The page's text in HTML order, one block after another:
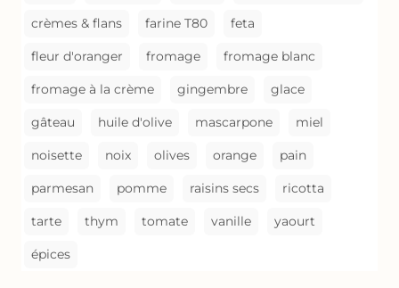
crèmes & flans farine T80 feta
fleur d'oranger fromage fromage blanc
fromage à la crème gingembre glace
gâteau huile d'olive mascarpone miel
noisette noix olives orange pain
parmesan pomme raisins secs ricotta
tarte thym tomate vanille yaourt
épices